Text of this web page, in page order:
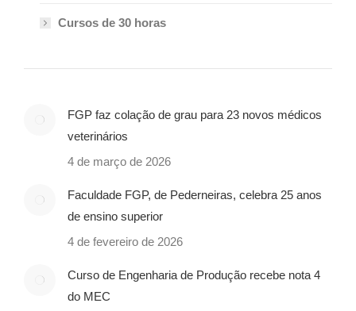
Cursos de 30 horas
FGP faz colação de grau para 23 novos médicos
veterinários
4 de março de 2026
Faculdade FGP, de Pederneiras, celebra 25 anos
de ensino superior
4 de fevereiro de 2026
Curso de Engenharia de Produção recebe nota 4
do MEC